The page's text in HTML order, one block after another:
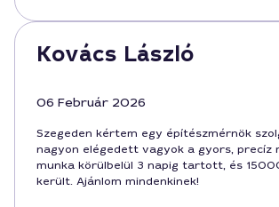
Kovács László
06 Február 2026
Szegeden kértem egy építészmérnök
nagyon elégedett vagyok a gyors, precíz
munka körülbelül 3 napig tartott, és
került. Ajánlom mindenkinek!